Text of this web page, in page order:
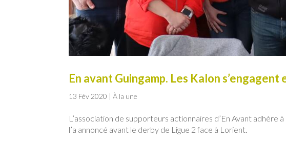
En avant Guingamp. Les Kalon
13 Fév 2020 |À la une
L’association de supporteurs actionnaires d’En Avant
l’a annoncé avant le derby de Ligue 2 face à Lorient.